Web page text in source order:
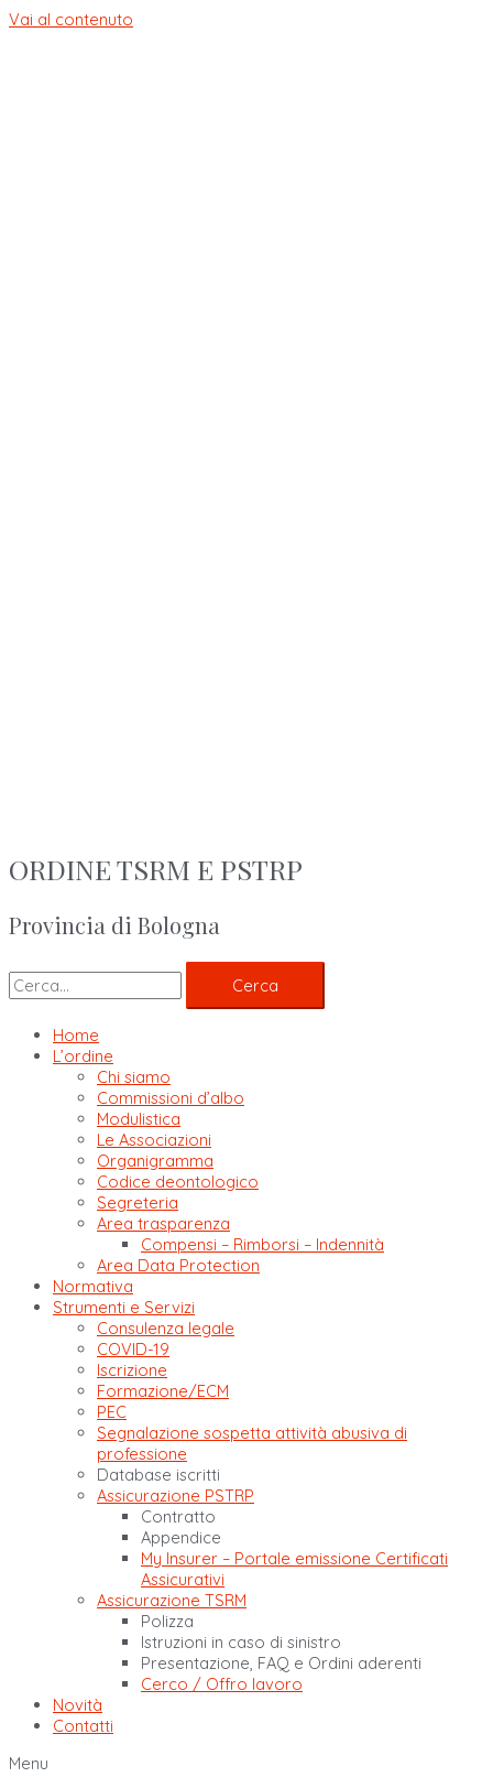
Vai al contenuto
ORDINE TSRM E PSTRP
Provincia di Bologna
Cerca
Home
L’ordine
Chi siamo
Commissioni d’albo
Modulistica
Le Associazioni
Organigramma
Codice deontologico
Segreteria
Area trasparenza
Compensi – Rimborsi – Indennità
Area Data Protection
Normativa
Strumenti e Servizi
Consulenza legale
COVID-19
Iscrizione
Formazione/ECM
PEC
Segnalazione sospetta attività abusiva di
professione
Database iscritti
Assicurazione PSTRP
Contratto
Appendice
My Insurer – Portale emissione Certificati
Assicurativi
Assicurazione TSRM
Polizza
Istruzioni in caso di sinistro
Presentazione, FAQ e Ordini aderenti
Cerco / Offro lavoro
Novità
Contatti
Menu